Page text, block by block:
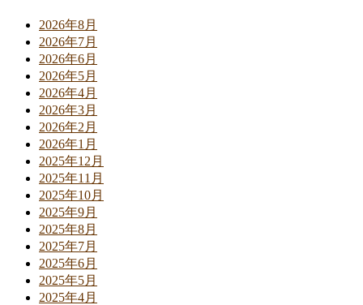
2026年8月
2026年7月
2026年6月
2026年5月
2026年4月
2026年3月
2026年2月
2026年1月
2025年12月
2025年11月
2025年10月
2025年9月
2025年8月
2025年7月
2025年6月
2025年5月
2025年4月